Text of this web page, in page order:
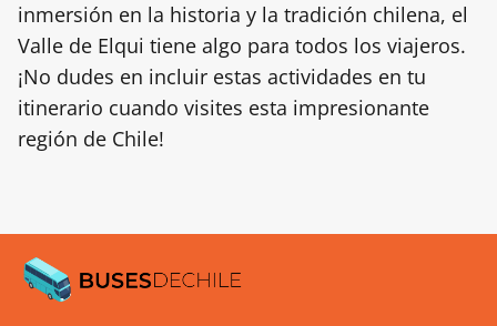
inmersión en la historia y la tradición chilena, el
Valle de Elqui tiene algo para todos los viajeros.
¡No dudes en incluir estas actividades en tu
itinerario cuando visites esta impresionante
región de Chile!